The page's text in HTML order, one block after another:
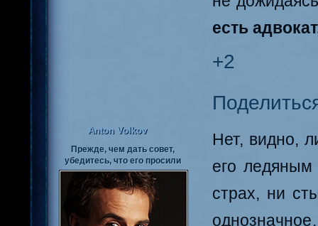
есть
+2
Anton Volkov
Прежде, чем дать совет,
убедитесь, что его просили
Нет, видно,
его
страх, ни